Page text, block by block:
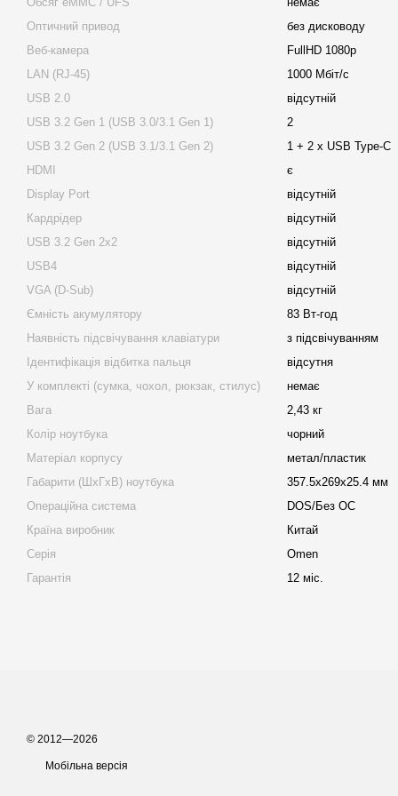
Оптичний привод
без дисководу
Веб-камера
FullHD 1080p
LAN (RJ-45)
1000 Мбіт/с
USB 2.0
відсутній
USB 3.2 Gen 1 (USB 3.0/3.1 Gen 1)
2
USB 3.2 Gen 2 (USB 3.1/3.1 Gen 2)
1 + 2 x USB Type-C
HDMI
є
Display Port
відсутній
Кардрідер
відсутній
USB 3.2 Gen 2x2
відсутній
USB4
відсутній
VGA (D-Sub)
відсутній
Ємність акумулятору
83 Вт-год
Наявність підсвічування клавіатури
з підсвічуванням
Ідентифікація відбитка пальця
відсутня
У комплекті (сумка, чохол, рюкзак, стилус)
немає
Вага
2,43 кг
Колір ноутбука
чорний
Матеріал корпусу
метал/пластик
Габарити (ШхГхВ) ноутбука
357.5х269х25.4 мм
Операційна система
DOS/Без ОС
Країна виробник
Китай
Серія
Omen
Гарантія
12 міс.
© 2012—2026
Мобільна версія